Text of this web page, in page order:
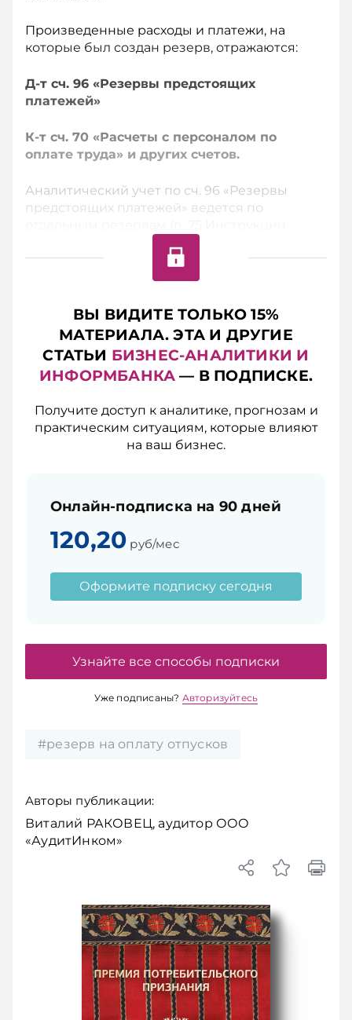
Произведенные расходы и платежи, на
которые был создан резерв, отражаются:
Д-т сч. 96 «Резервы предстоящих
платежей»
К-т сч. 70 «Расчеты с персоналом по
оплате труда» и других счетов.
Аналитический учет по сч. 96 «Резервы
предстоящих платежей» ведется по
ВЫ ВИДИТЕ ТОЛЬКО 15%
МАТЕРИАЛА. ЭТА И ДРУГИЕ
СТАТЬИ БИЗНЕС-АНАЛИТИКИ И
ИНФОРМБАНКА — В ПОДПИСКЕ.
Получите доступ к аналитике, прогнозам и
практическим ситуациям, которые влияют
на ваш бизнес.
Онлайн-подписка на 90 дней
120,20 руб/мес
Оформите подписку сегодня
Узнайте все способы подписки
Уже подписаны? Авторизуйтесь
#резерв на оплату отпусков
Авторы публикации:
Виталий РАКОВЕЦ, аудитор ООО
«АудитИнком»